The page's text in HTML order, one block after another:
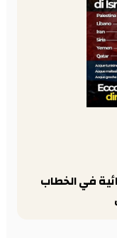
في الخطاب